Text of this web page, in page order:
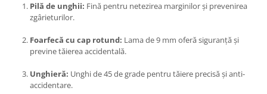
Articole si accesorii pentru baie
Baterii baie
Baterii bucatarie
Baterii cada
Baterii electrice
Baterii lavoar
Pilă de unghii: Fină pentru netezirea marginilor și prevenirea
zgârieturilor.
Foarfecă cu cap rotund: Lama de 9 mm oferă siguranță și
previne tăierea accidentală.
Unghieră: Unghi de 45 de grade pentru tăiere precisă și anti-
accidentare.